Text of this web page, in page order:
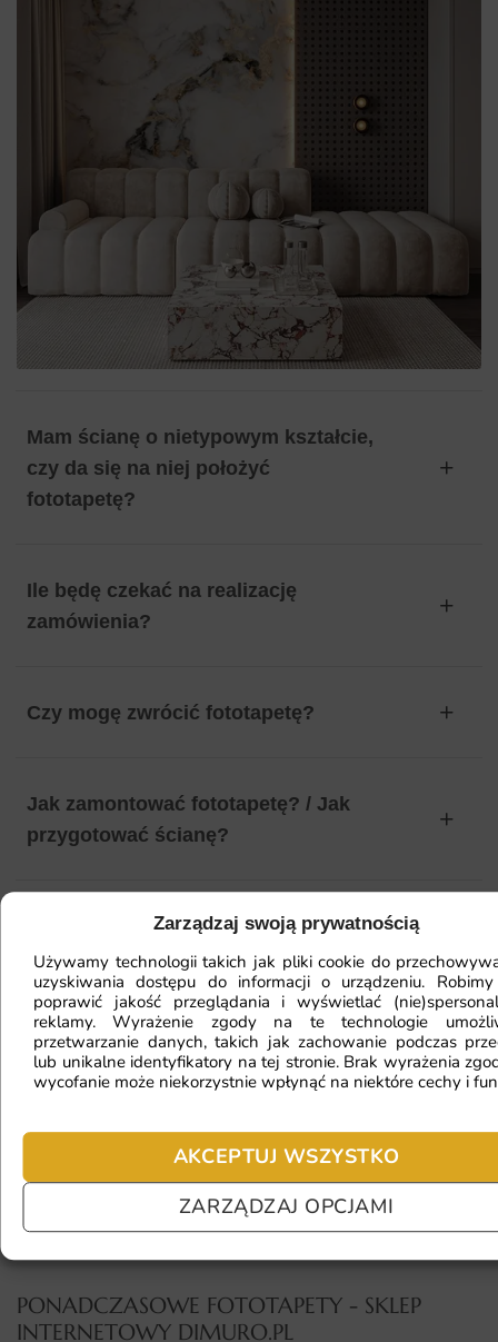
Zarządzaj swoją prywatnością
Używamy technologii takich jak pliki cookie do
uzyskiwania dostępu do informacji o urządzeniu.
poprawić jakość przeglądania i wyświetlać
reklamy. Wyrażenie zgody na te technologie
przetwarzanie danych, takich jak zachowanie podczas
lub unikalne identyfikatory na tej stronie. Brak wyrażenia
wycofanie może niekorzystnie wpłynąć na niektóre cechy i
AKCEPTUJ WSZYSTKO
ZARZĄDZAJ OPCJAMI
umiejętności ani narzędzi.
Możliwość wyboru wymiarów na miarę, co pozwala na
idealne dopasowanie do każdego pomieszczenia.
Mam ścianę o nietypowym kształcie,
czy da się na niej położyć
fototapetę?
Ile będę czekać na realizację
zamówienia?
Czy mogę zwrócić fototapetę?
Jak zamontować fototapetę? / Jak
przygotować ścianę?
Fototapeta ma inny kolor na telefonie
a inny na komputerze. Jak sprawdzić
kolor?
Jaki materiał wybrać?
Jaka jest trwałość fototapety?
PONADCZASOWE FOTOTAPETY - SKLEP
INTERNETOWY DIMURO.PL​